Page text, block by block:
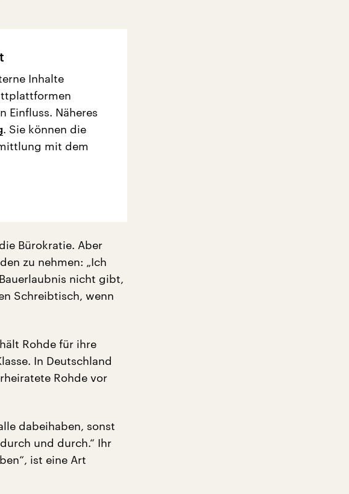
Inhalte
Einfluss. Näheres
. Sie können die
mit dem
Bürokratie. Aber
zu nehmen: „Ich
nicht gibt,
Schreibtisch, wenn
Rohde für ihre
In Deutschland
Rohde vor
dabeihaben, sonst
und durch.“ Ihr
ist eine Art